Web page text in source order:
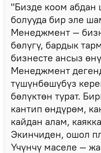
"Бизде коом
болууда бир эле
Менеджмент —
бөлүгү, бардык
бизнесте ансыз
Менеджмент
түшүнбөшүбүз
бөлүктөн турат.
кантип өндүрөм,
кайдан алам,
Экинчиден, ошол
Үчүнчү маселе —